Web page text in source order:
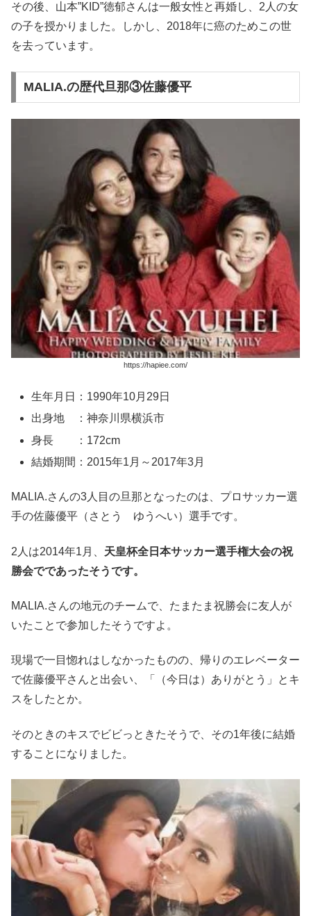
その後、山本”KID”徳郁さんは一般女性と再婚し、2人の女
の子を授かりました。しかし、2018年に癌のためこの世
を去っています。
MALIA.の歴代旦那③佐藤優平
https://hapiee.com/
生年月日：1990年10月29日
出身地 ：神奈川県横浜市
身長 ：172cm
結婚期間：2015年1月～2017年3月
MALIA.さんの3人目の旦那となったのは、プロサッカー選
手の佐藤優平（さとう ゆうへい）選手です。
2人は2014年1月、 天皇杯全日本サッカー選手権大会の祝
勝会でであったそうです。
MALIA.さんの地元のチームで、たまたま祝勝会に友人が
いたことで参加したそうですよ。
現場で一目惚れはしなかったものの、帰りのエレベーター
で佐藤優平さんと出会い、「（今日は）ありがとう」とキ
スをしたとか。
そのときのキスでビビっときたそうで、その1年後に結婚
することになりました。